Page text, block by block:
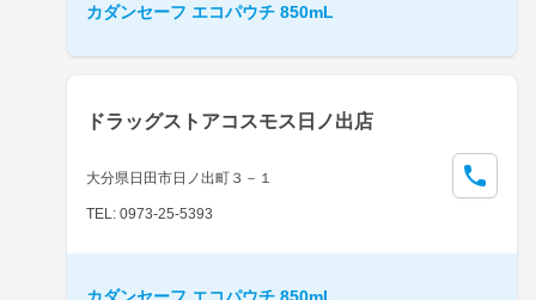
カダンセーフ エコパウチ 850mL
ドラッグストアコスモス日ノ出店
大分県日田市日ノ出町３－１
TEL: 0973-25-5393
カダンセーフ エコパウチ 850mL